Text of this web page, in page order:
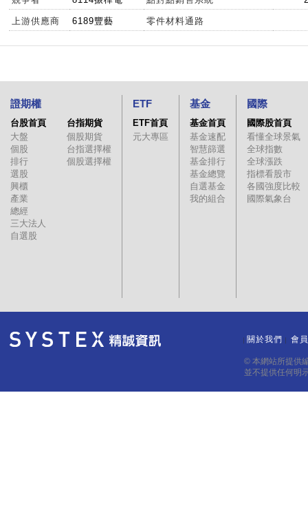
上游供應商 6189豐藝 零件材料通路
證期權
台股首頁
大盤
個股
排行
選股
興櫃
產業
總經
三大法人
自選股
台指期貨
個股期貨
台指選擇權
個股選擇權
ETF
ETF首頁
元大專區
基金
基金首頁
基金速配
智慧篩選
基金排行
基金總覽
自選基金
我的組合
國際
國際股首頁
看懂全球景氣
全球指數
全球漲跌
指標看股市
各國強度比較
國際氣象台
關於我們 會
© 本網站所提供
並不提供任何明